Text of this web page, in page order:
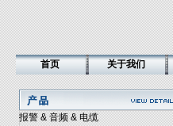
首页 关于我们
报警 & 音频 & 电缆